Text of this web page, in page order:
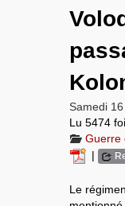
Samedi
Lu 5474
Guerre
|
Le